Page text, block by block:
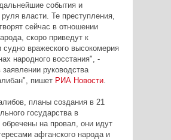
события и
руля власти. Те преступления,
сейчас в отношении
скоро приведут к
вражеского высокомерия
народного восстания", -
руководства
пишет РИА Новости.
планы создания в 21
государства в
на провал, они идут
афганского народа и